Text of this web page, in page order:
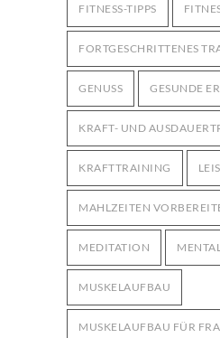
FITNESS-TIPPS
FORTGESCHRITTENES
GENUSS GESUNDE
KRAFT- UND
KRAFTTRAINING
MAHLZEITEN
MEDITATION
MUSKELAUFBAU
MUSKELAUFBAU FÜR